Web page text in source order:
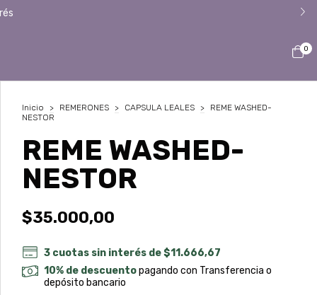
0
Inicio > REMERONES > CAPSULA LEALES >
REME WASHED-
NESTOR
REME WASHED-
NESTOR
$35.000,00
3 cuotas sin interés de$11.666,67
10% de descuentopagando con Transferencia o
depósito bancario